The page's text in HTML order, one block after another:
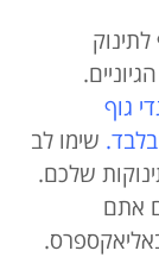
6 בגדי גוף
. שימו לב
שלכם.
אתם